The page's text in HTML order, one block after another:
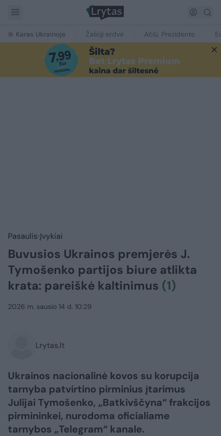
Karas Ukrainoje Žalioji erdvė Ačiū, Prezidente
Pasaulis Įvykiai
Buvusios Ukrainos premjerės J.
Tymošenko partijos biure atlikta
krata: pareiškė kaltinimus (1)
2026 m. sausio 14 d. 10:29
Lrytas.lt
Ukrainos nacionalinė kovos su korupcija
tarnyba patvirtino pirminius įtarimus
Julijai Tymošenko, „Batkivščyna“ frakcijos
pirmininkei, nurodoma oficialiame
tarnybos „Telegram“ kanale.